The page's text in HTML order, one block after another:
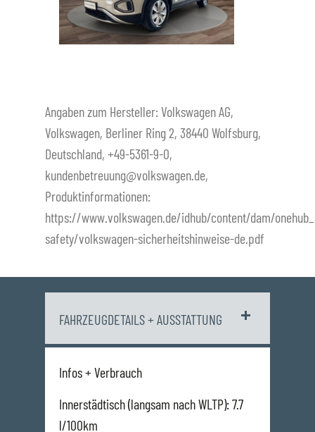
Angaben zum Hersteller: Volkswagen AG,
Volkswagen, Berliner Ring 2, 38440 Wolfsburg,
Deutschland, +49-5361-9-0,
kundenbetreuung@volkswagen.de,
Produktinformationen:
https://www.volkswagen.de/idhub/content/dam/
safety/volkswagen-sicherheitshinweise-de.pdf
FAHRZEUGDETAILS + AUSSTATTUNG
Infos + Verbrauch
Innerstädtisch (langsam nach WLTP): 7.7
l/100km